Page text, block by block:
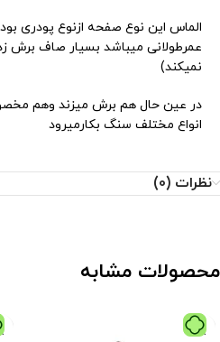
الماس این نوع صفحه ازنوع پودری
عمرطولانی میباشد بسیار صاف برش
نمیکند)
در عین حال هم برش میزند وهم
انواع مختلف سنگ بکارمیرود
نظرات (0)
محصولات مشابه